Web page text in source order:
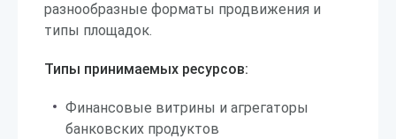
разнообразные форматы продвижения и
типы площадок.
Типы принимаемых ресурсов:
Финансовые витрины и агрегаторы
банковских продуктов